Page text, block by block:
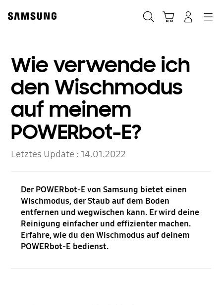
content
Wie verwende ich
den Wischmodus
auf meinem
POWERbot-E?
Letztes Update : 14.01.2022
Der POWERbot-E von Samsung bietet einen
Wischmodus, der Staub auf dem Boden
entfernen und wegwischen kann. Er wird deine
Reinigung einfacher und effizienter machen.
Erfahre, wie du den Wischmodus auf deinem
POWERbot-E bedienst.